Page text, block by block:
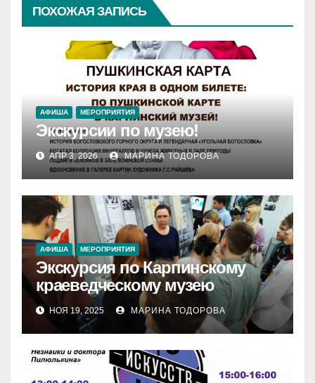
ПОХОЖАЯ ЗАПИСЬ
АФИША МЕРОПРИЯТИЯ
Экскурсии по музею!
АПР 3, 2026 МАРИНА ТОДОРОВА
АФИША МЕРОПРИЯТИЯ
Экскурсия по Карпинскому
краеведческому музею
НОЯ 19, 2025 МАРИНА ТОДОРОВА